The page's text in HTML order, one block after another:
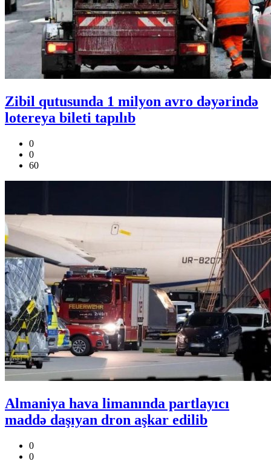
Zibil qutusunda 1 milyon avro dəyərində
lotereya bileti tapılıb
0
0
60
Almaniya hava limanında partlayıcı
maddə daşıyan dron aşkar edilib
0
0